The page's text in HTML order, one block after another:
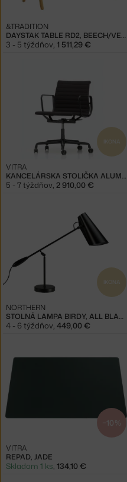
DAYSTAK TABLE RD2, BEECH/VERDE COMODORO
&TRADITION
3 - 5 týždňov, 1 511,29 €
IKONA
KANCELÁRSKA STOLIČKA ALUMINIUM EA 117
VITRA
5 - 7 týždňov, 2 910,00 €
IKONA
STOLNÁ LAMPA BIRDY, ALL BLACK
NORTHERN
4 - 6 týždňov, 449,00 €
−10 %
REPAD, JADE
VITRA
Skladom 1 ks, 134,10 €